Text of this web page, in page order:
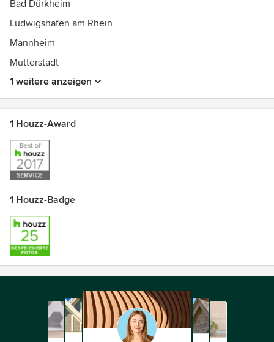
da, sollten im Laufe der Jahre doch einmal Probleme
auftreten.
Auszeichnungen:
Ausgezeichneter Küchenspezialist des Jahres 2015 in der
Rubrik Kundenzufriedenheit
Bad Dürkheim
Ludwigshafen am Rhein
Mannheim
Mutterstadt
1 weitere anzeigen
1 Houzz-Award
1 Houzz-Badge